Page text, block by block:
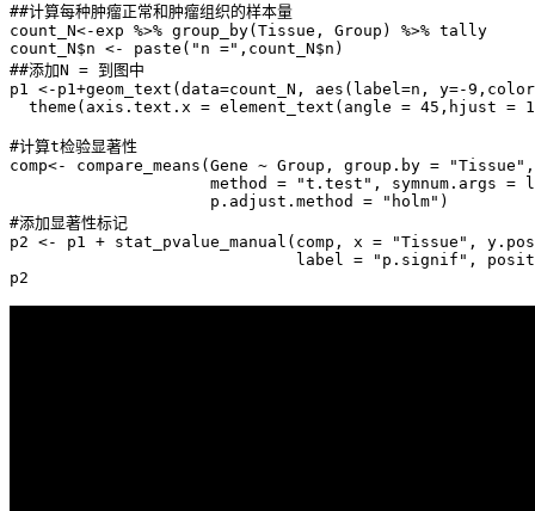
##计算每种肿瘤正常和肿瘤组织的样本量
count_N<-exp %>% group_by(Tissue, Group) %>% tally
count_N$n <- paste("n =",count_N$n)
##添加N = 到图中
p1 <-p1+geom_text(data=count_N, aes(label=n, y=-
theme(axis.text.x = element_text(angle = 45,hjust =
#计算t检验显著性
comp<- compare_means(Gene ~ Group, group.by =
method = "t.test", symnum.args =
                     p.adjust.method = "holm")
#添加显著性标记
p2 <- p1 + stat_pvalue_manual(comp, x = "Tissue",
label = "p.signif",
p2